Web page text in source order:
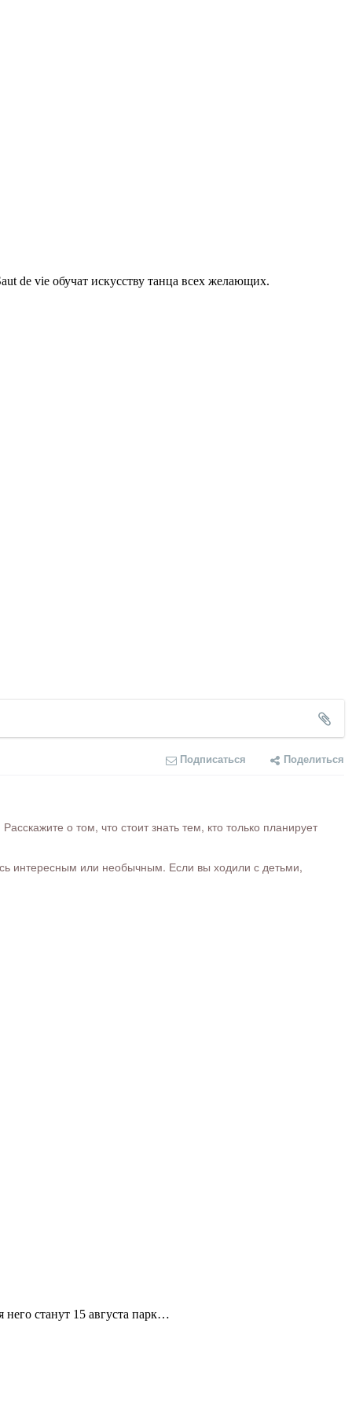
de vie обучат искусству танца всех желающих.
Подписаться Поделиться
о том, что стоит знать тем, кто только планирует
интересным или необычным. Если вы ходили с детьми,
станут 15 августа парк…